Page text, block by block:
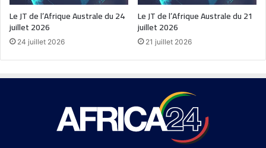
Le JT de l’Afrique Australe du 24
juillet 2026
24 juillet 2026
Le JT de l’Afrique Australe du 21
juillet 2026
21 juillet 2026